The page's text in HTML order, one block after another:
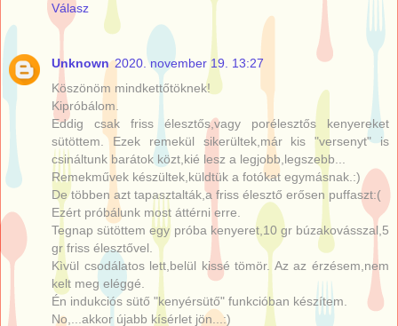
Válasz
Unknown 2020. november 19. 13:27
Köszönöm mindkettőtöknek!
Kipróbálom.
Eddig csak friss élesztős,vagy porélesztős kenyereket
sütöttem. Ezek remekül sikerültek,már kis "versenyt" is
csináltunk barátok közt,kié lesz a legjobb,legszebb...
Remekművek készültek,küldtük a fotókat egymásnak.:)
De többen azt tapasztalták,a friss élesztő erősen puffaszt:(
Ezért próbálunk most áttérni erre.
Tegnap sütöttem egy próba kenyeret,10 gr búzakovásszal,5
gr friss élesztővel.
Kìvül csodálatos lett,belül kissé tömör. Az az érzésem,nem
kelt meg eléggé.
Én indukciós sütő "kenyérsütő" funkcióban készítem.
No,...akkor újabb kísérlet jön...:)